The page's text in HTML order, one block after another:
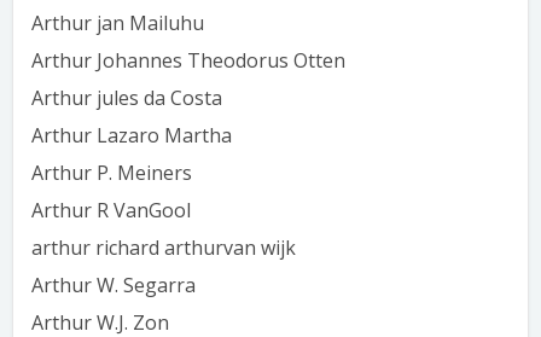
Arthur jan Mailuhu
Arthur Johannes Theodorus Otten
Arthur jules da Costa
Arthur Lazaro Martha
Arthur P. Meiners
Arthur R VanGool
arthur richard arthurvan wijk
Arthur W. Segarra
Arthur W.J. Zon